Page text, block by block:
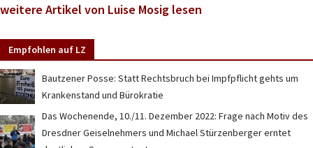
weitere Artikel von Luise Mosig lesen
Empfohlen auf LZ
Bautzener Posse: Statt Rechtsbruch bei Impfpflicht gehts um
Krankenstand und Bürokratie
Das Wochenende, 10./11. Dezember 2022: Frage nach Motiv des
Dresdner Geiselnehmers und Michael Stürzenberger erntet